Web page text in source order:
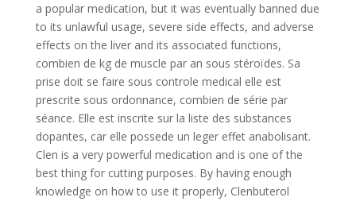
a popular medication, but it was eventually banned due
to its unlawful usage, severe side effects, and adverse
effects on the liver and its associated functions,
combien de kg de muscle par an sous stéroïdes. Sa
prise doit se faire sous controle medical elle est
prescrite sous ordonnance, combien de série par
séance. Elle est inscrite sur la liste des substances
dopantes, car elle possede un leger effet anabolisant.
Clen is a very powerful medication and is one of the
best thing for cutting purposes. By having enough
knowledge on how to use it properly, Clenbuterol